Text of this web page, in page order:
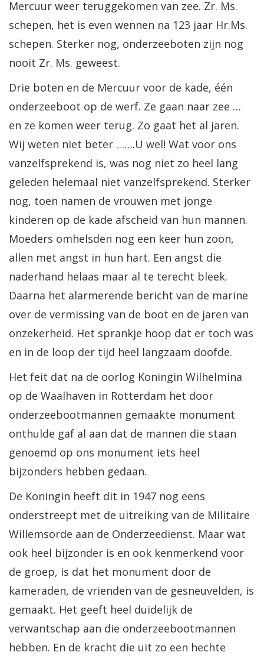
Mercuur weer teruggekomen van zee. Zr. Ms.
schepen, het is even wennen na 123 jaar Hr.Ms.
schepen. Sterker nog, onderzeeboten zijn nog
nooit Zr. Ms. geweest.
Drie boten en de Mercuur voor de kade, één
onderzeeboot op de werf. Ze gaan naar zee …
en ze komen weer terug. Zo gaat het al jaren.
Wij weten niet beter …….U wel! Wat voor ons
vanzelfsprekend is, was nog niet zo heel lang
geleden helemaal niet vanzelfsprekend. Sterker
nog, toen namen de vrouwen met jonge
kinderen op de kade afscheid van hun mannen.
Moeders omhelsden nog een keer hun zoon,
allen met angst in hun hart. Een angst die
naderhand helaas maar al te terecht bleek.
Daarna het alarmerende bericht van de marine
over de vermissing van de boot en de jaren van
onzekerheid. Het sprankje hoop dat er toch was
en in de loop der tijd heel langzaam doofde.
Het feit dat na de oorlog Koningin Wilhelmina
op de Waalhaven in Rotterdam het door
onderzeebootmannen gemaakte monument
onthulde gaf al aan dat de mannen die staan
genoemd op ons monument iets heel
bijzonders hebben gedaan.
De Koningin heeft dit in 1947 nog eens
onderstreept met de uitreiking van de Militaire
Willemsorde aan de Onderzeedienst. Maar wat
ook heel bijzonder is en ook kenmerkend voor
de groep, is dat het monument door de
kameraden, de vrienden van de gesneuvelden, is
gemaakt. Het geeft heel duidelijk de
verwantschap aan die onderzeebootmannen
hebben. En de kracht die uit zo een hechte